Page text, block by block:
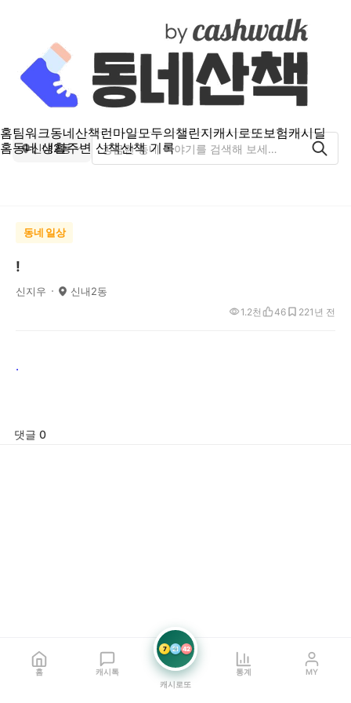
홈팀워크동네산책런마일모두의챌린지캐시로또보험캐시딜
홈동네 생활주변 산책산책 기록
신내2동
동네 일상
!
신지우 신내2동
1년 전
1.2천 46 22
.
댓글 0
홈 캐시톡
7 21 42
캐시로또
통계 MY